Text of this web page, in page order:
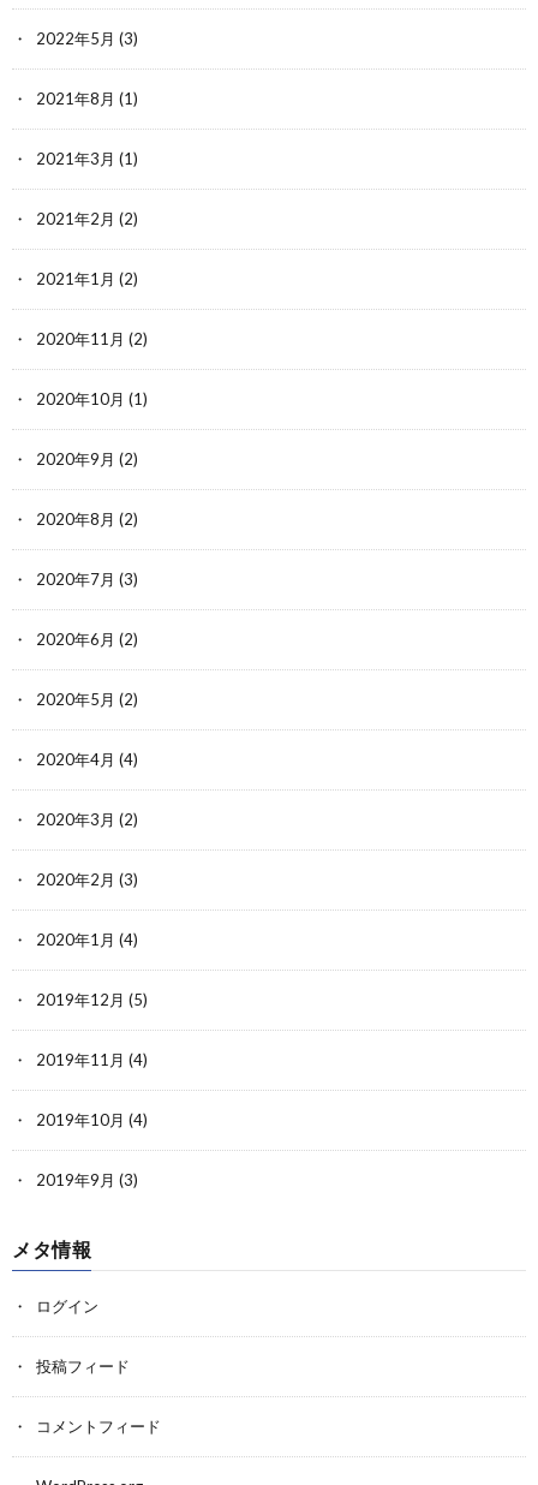
2022年5月 (3)
2021年8月 (1)
2021年3月 (1)
2021年2月 (2)
2021年1月 (2)
2020年11月 (2)
2020年10月 (1)
2020年9月 (2)
2020年8月 (2)
2020年7月 (3)
2020年6月 (2)
2020年5月 (2)
2020年4月 (4)
2020年3月 (2)
2020年2月 (3)
2020年1月 (4)
2019年12月 (5)
2019年11月 (4)
2019年10月 (4)
2019年9月 (3)
メタ情報
ログイン
投稿フィード
コメントフィード